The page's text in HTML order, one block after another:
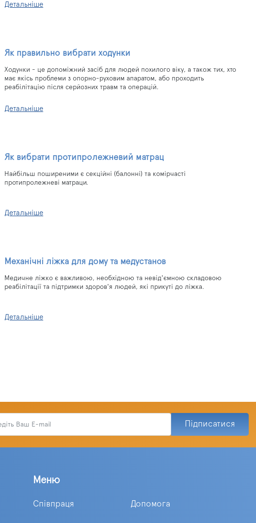
Детальніше
Як правильно вибрати ходунки
Ходунки - це допоміжний засіб для людей похилого віку, а також тих, хто
має якісь проблеми з опорно-руховим апаратом, або проходить
реабілітацію після серйозних травм та операцій.
Детальніше
Як вибрати протипролежневий матрац
Найбільш поширеними є секційні (балонні) та комірчасті
протипролежневі матраци.
Детальніше
Механічні ліжка для дому та медустанов
Медичне ліжко є важливою, необхідною та невід'ємною складовою
реабілітації та підтримки здоров'я людей, які прикуті до ліжка.
Детальніше
Підписатися
Меню
Співпраця Допомога